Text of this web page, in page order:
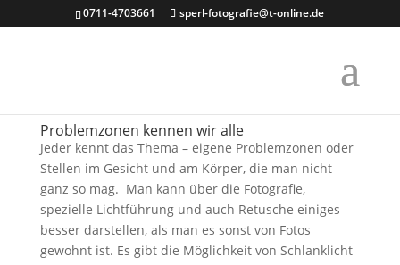
0711-4703661 sperl-fotografie@t-online.de
Problemzonen kennen wir alle
Jeder kennt das Thema – eigene Problemzonen oder
Stellen im Gesicht und am Körper, die man nicht
ganz so mag. Man kann über die Fotografie,
spezielle Lichtführung und auch Retusche einiges
besser darstellen, als man es sonst von Fotos
gewohnt ist. Es gibt die Möglichkeit von Schlanklicht